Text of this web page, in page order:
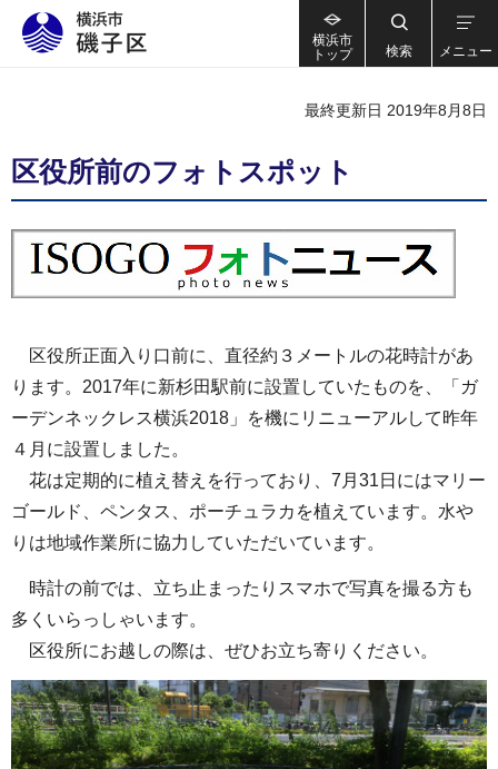
横浜市
トップ
検索 メニュー
最終更新日 2019年8月8日
区役所前のフォトスポット
区役所正面入り口前に、直径約３メートルの花時計があ
ります。2017年に新杉田駅前に設置していたものを、「ガ
ーデンネックレス横浜2018」を機にリニューアルして昨年
４月に設置しました。
花は定期的に植え替えを行っており、7月31日にはマリー
ゴールド、ペンタス、ポーチュラカを植えています。水や
りは地域作業所に協力していただいています。
時計の前では、立ち止まったりスマホで写真を撮る方も
多くいらっしゃいます。
区役所にお越しの際は、ぜひお立ち寄りください。